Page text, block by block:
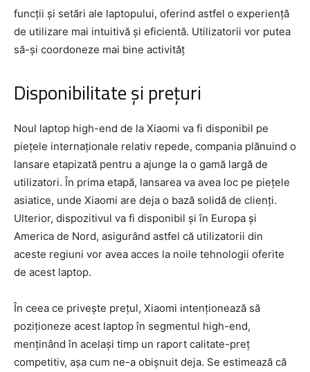
funcții și setări ale laptopului, oferind astfel o experiență
de utilizare mai intuitivă și eficientă. Utilizatorii vor putea
să-și coordoneze mai bine activităț
Disponibilitate și prețuri
Noul laptop high-end de la Xiaomi va fi disponibil pe
piețele internaționale relativ repede, compania plănuind o
lansare etapizată pentru a ajunge la o gamă largă de
utilizatori. În prima etapă, lansarea va avea loc pe piețele
asiatice, unde Xiaomi are deja o bază solidă de clienți.
Ulterior, dispozitivul va fi disponibil și în Europa și
America de Nord, asigurând astfel că utilizatorii din
aceste regiuni vor avea acces la noile tehnologii oferite
de acest laptop.
În ceea ce privește prețul, Xiaomi intenționează să
poziționeze acest laptop în segmentul high-end,
menținând în același timp un raport calitate-preț
competitiv, așa cum ne-a obișnuit deja. Se estimează că